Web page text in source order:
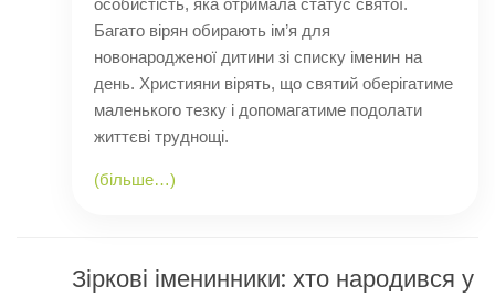
особистість, яка отримала статус святої.
Багато вірян обирають ім’я для
новонародженої дитини зі списку іменин на
день. Християни вірять, що святий оберігатиме
маленького тезку і допомагатиме подолати
життєві труднощі.
(більше…)
Зіркові іменинники: хто народився у